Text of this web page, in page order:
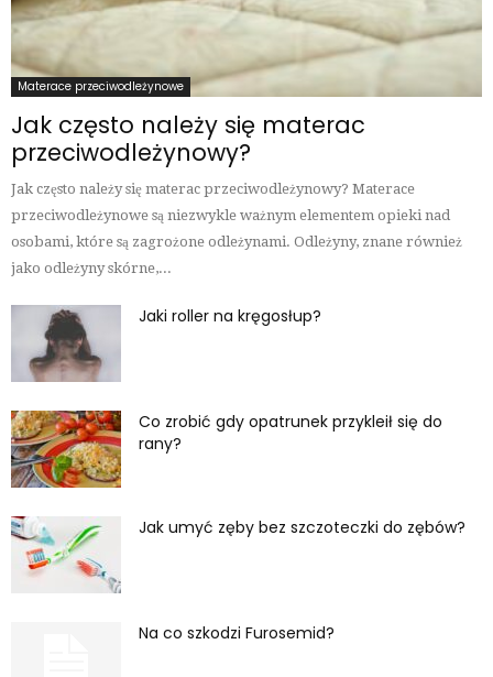
Materace przeciwodleżynowe
Jak często należy się materac
przeciwodleżynowy?
Jak często należy się materac przeciwodleżynowy? Materace
przeciwodleżynowe są niezwykle ważnym elementem opieki nad
osobami, które są zagrożone odleżynami. Odleżyny, znane również
jako odleżyny skórne,...
Jaki roller na kręgosłup?
Co zrobić gdy opatrunek przykleił się do
rany?
Jak umyć zęby bez szczoteczki do zębów?
Na co szkodzi Furosemid?